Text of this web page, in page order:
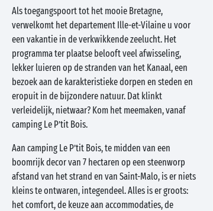
Als toegangspoort tot het mooie Bretagne,
verwelkomt het departement Ille-et-Vilaine u voor
een vakantie in de verkwikkende zeelucht. Het
programma ter plaatse belooft veel afwisseling,
lekker luieren op de stranden van het Kanaal, een
bezoek aan de karakteristieke dorpen en steden en
eropuit in de bijzondere natuur. Dat klinkt
verleidelijk, nietwaar? Kom het meemaken, vanaf
camping Le P’tit Bois.
Aan camping Le P’tit Bois, te midden van een
boomrijk decor van 7 hectaren op een steenworp
afstand van het strand en van Saint-Malo, is er niets
kleins te ontwaren, integendeel. Alles is er groots:
het comfort, de keuze aan accommodaties, de